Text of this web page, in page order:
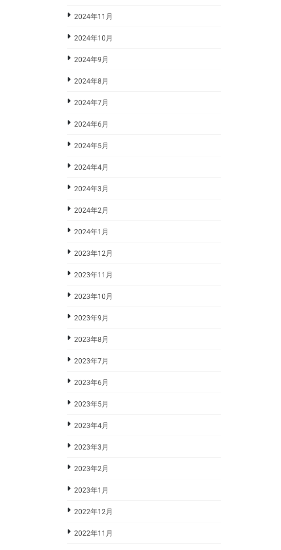
2024年11月
2024年10月
2024年9月
2024年8月
2024年7月
2024年6月
2024年5月
2024年4月
2024年3月
2024年2月
2024年1月
2023年12月
2023年11月
2023年10月
2023年9月
2023年8月
2023年7月
2023年6月
2023年5月
2023年4月
2023年3月
2023年2月
2023年1月
2022年12月
2022年11月